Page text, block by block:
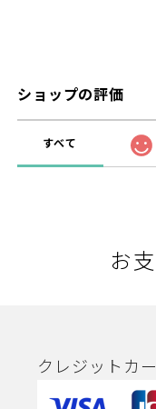
ショップの評価
すべて
お
クレジットカ